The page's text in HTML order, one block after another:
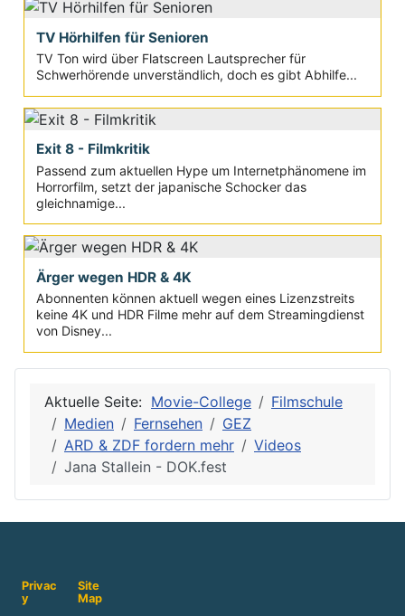
TV Hörhilfen für Senioren
TV Ton wird über Flatscreen Lautsprecher für
Schwerhörende unverständlich, doch es gibt Abhilfe...
Exit 8 - Filmkritik
Passend zum aktuellen Hype um Internetphänomene im
Horrorfilm, setzt der japanische Schocker das
gleichnamige...
Ärger wegen HDR & 4K
Abonnenten können aktuell wegen eines Lizenzstreits
keine 4K und HDR Filme mehr auf dem Streamingdienst
von Disney...
Aktuelle Seite: Movie-College
Filmschule
Medien
Fernsehen
GEZ
ARD & ZDF fordern mehr
Videos
Jana Stallein - DOK.fest
Privac
y
Site
Map